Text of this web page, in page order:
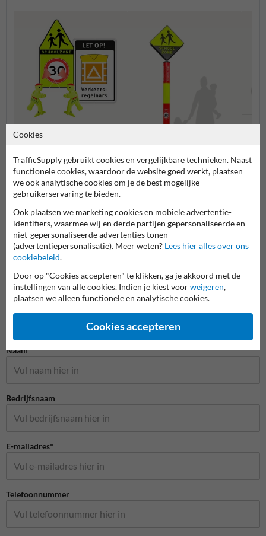
Verkeersborden schoolzone
Attentiepalen schoolzone
Veilige schoolzone
Stel je vraag aan Schoolzone.nl
Naam*
Bedrijfsnaam
E-mailadres*
Telefoonnummer
Cookies
TrafficSupply gebruikt cookies en vergelijkbare technieken. Naast
functionele cookies, waardoor de website goed werkt, plaatsen
we ook analytische cookies om je de best mogelijke
gebruikerservaring te bieden.
Ook plaatsen we marketing cookies en mobiele advertentie-
identifiers, waarmee wij en derde partijen gepersonaliseerde en
niet-gepersonaliseerde advertenties tonen
(advertentiepersonalisatie). Meer weten? Lees hier alles over ons
cookiebeleid.
Door op "Cookies accepteren" te klikken, ga je akkoord met de
instellingen van alle cookies. Indien je kiest voorweigeren,
plaatsen we alleen functionele en analytische cookies.
Cookies accepteren